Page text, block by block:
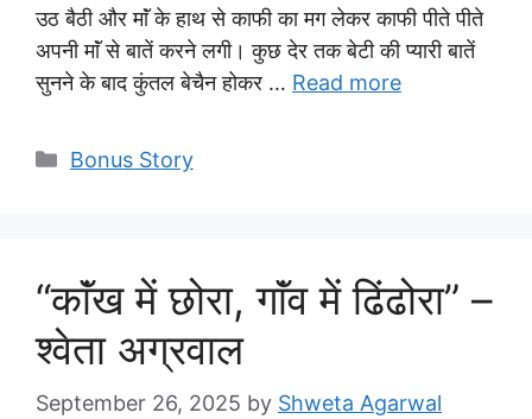
उठ बैठी और माॅं के हाथ से काफी का मग लेकर काफी पीते पीते
अपनी माॅं से बातें करने लगी। कुछ देर तक बेटी की प्यारी बातें
सुनने के बाद कुंतल बेचैन होकर … Read more
Categories
Bonus Story
“काॅंख में छोरा, गाॅंव में ढिंढोरा” –
श्वेता अग्रवाल
September 26, 2025 by Shweta Agarwal